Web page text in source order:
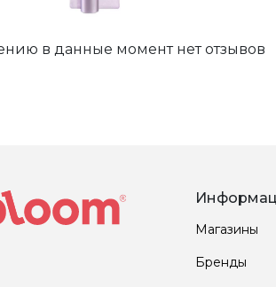
в данные момент нет отзывов
Магазины
Бренды